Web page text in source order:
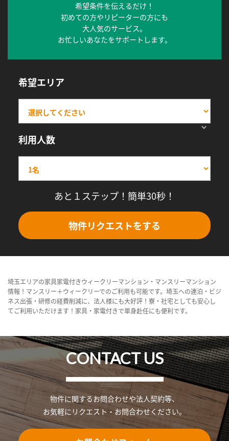
希望条件を伝えるだけ！
初めての方やリピーターの方にも
大人気のサービス。
お忙しいあなたをサポートします。
希望エリア
利用人数
あと１ステップ！簡単30秒！
物件リクエストをする
埼玉エリアの家具家電付きウィークリーマンション・マンスリーマンション
情報！マンスリー＋ウィークリーでのご利用も可能です。埼玉への連泊・ビジ
ネス出張・研修の経費削減に、法人様にも大好評！寮・社宅としても安心し
てご利用いただけます！家具・家電付きで単身赴任にも便利です。
CONTACT US
物件に関するお問合わせや法人契約等、
お気軽にリクエスト・お問合わせください。